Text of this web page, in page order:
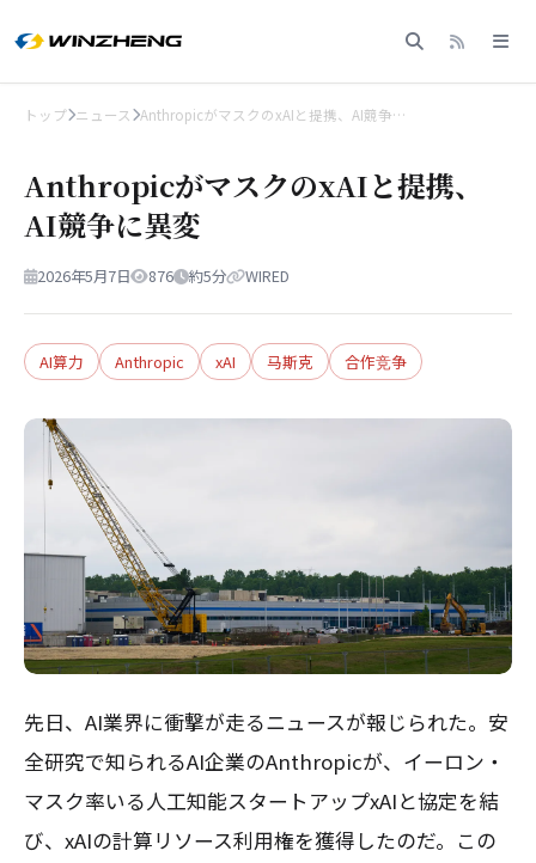
トップ ニュース AnthropicがマスクのxAIと提携、AI競争…
AnthropicがマスクのxAIと提携、
AI競争に異変
2026年5月7日 876 約5分 WIRED
AI算力 Anthropic xAI 马斯克 合作竞争
先日、AI業界に衝撃が走るニュースが報じられた。安
全研究で知られるAI企業のAnthropicが、イーロン・
マスク率いる人工知能スタートアップxAIと協定を結
び、xAIの計算リソース利用権を獲得したのだ。この